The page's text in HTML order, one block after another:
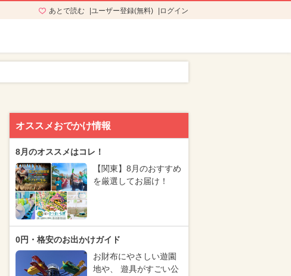
あとで読む ユーザー登録(無料) ログイン
オススメおでかけ情報
8月のオススメはコレ！
【関東】8月のおすすめ
を厳選してお届け！
0円・格安のお出かけガイド
お財布にやさしい遊園
地や、 遊具がすごい公